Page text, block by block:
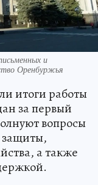
и
Оренбуржья
итоги работы
за первый
вопросы
защиты,
а также